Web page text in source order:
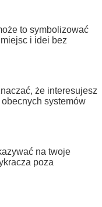
to symbolizować
i idei bez
że interesujesz
systemów
na twoje
poza